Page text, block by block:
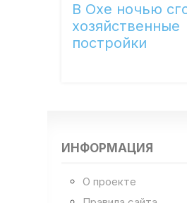
В Охе ночью
хозяйственные
постройки
ИНФОРМАЦИЯ
О проекте